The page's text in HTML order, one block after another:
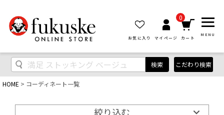
お気に入り マイページ
0
カート
MENU
検索 こだわり検索
HOME コーディネート一覧
絞り込む